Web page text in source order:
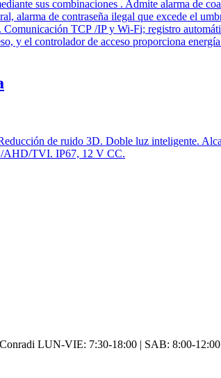
LUN-VIE: 7:30-18:00 | SAB: 8:00-12:00